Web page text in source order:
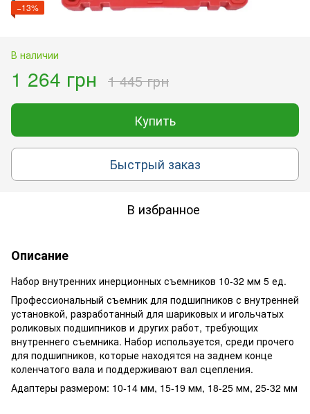
−13%
В наличии
1 264 грн 1 445 грн
Купить
Быстрый заказ
В избранное
Описание
Набор внутренних инерционных съемников 10-32 мм 5 ед.
Профессиональный съемник для подшипников с внутренней
установкой, разработанный для шариковых и игольчатых
роликовых подшипников и других работ, требующих
внутреннего съемника. Набор используется, среди прочего
для подшипников, которые находятся на заднем конце
коленчатого вала и поддерживают вал сцепления.
Адаптеры размером: 10-14 мм, 15-19 мм, 18-25 мм, 25-32 мм